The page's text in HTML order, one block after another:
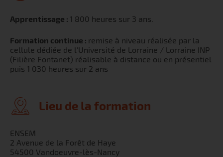
Apprentissage : 1 800 heures sur 3 ans.
Formation continue : remise à niveau réalisée par la
cellule dédiée de l'Université de Lorraine / Lorraine INP
(Filière Fontanet) réalisable à distance ou en présentiel
puis 1 030 heures sur 2 ans
Lieu de la formation
ENSEM
2 Avenue de la Forêt de Haye
54500 Vandoeuvre-lès-Nancy